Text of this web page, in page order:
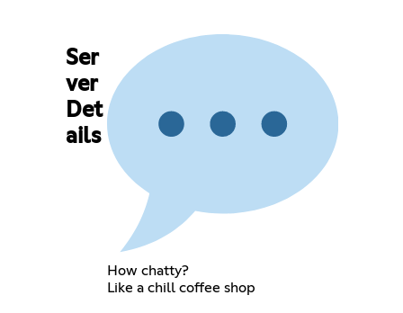
Ser
ver
Det
ails
How chatty?
Like a chill coffee shop